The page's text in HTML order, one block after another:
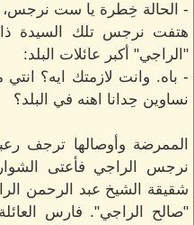
- الحالة خِطرة يا ست نرجس،
هتفت نرجس تلك السيدة
"الراجي" أكبر عائلات البلد:
- باه. وانت لازمتك ايه؟
نساوين حِدانا اهنه في البلد؟
الممرضة وأوصالها ترجف
نرجس الراجي فأعتى
شقيقة الشيخ عبد الرحمن
"صالح الراجي". فارس